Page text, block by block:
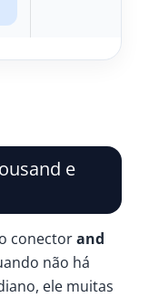
e
conectorand
não há
ele muitas